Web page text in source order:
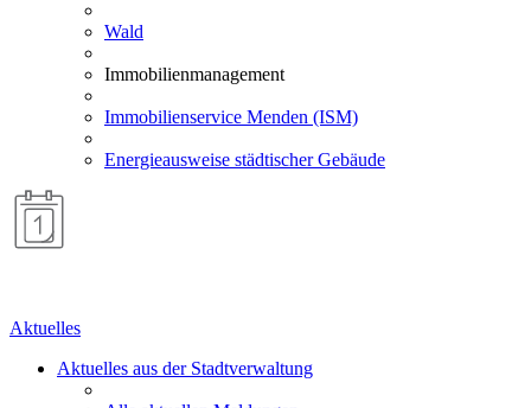
Wald
Immobilienmanagement
Immobilienservice Menden (ISM)
Energieausweise städtischer Gebäude
Aktuelles
Aktuelles aus der Stadtverwaltung